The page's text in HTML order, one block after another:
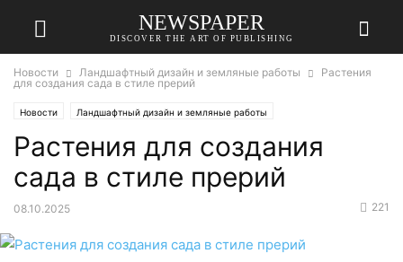
NEWSPAPER
DISCOVER THE ART OF PUBLISHING
Новости Ландшафтный дизайн и земляные работы
Растения
для создания сада в стиле прерий
Новости Ландшафтный дизайн и земляные работы
Растения для создания
сада в стиле прерий
08.10.2025 221